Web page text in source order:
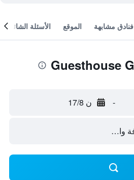
فنادق مشابهة الموقع الأسئلة الشائعة
- ن 17/8